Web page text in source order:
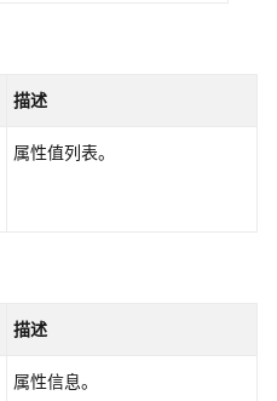
描述
属性值列表。
描述
属性信息。